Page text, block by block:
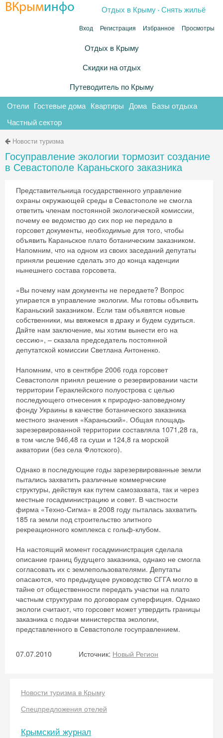
ВКрыминфо Отдых в Крыму .Снять жильё
Вход Регистрация Избранное Просмотры
Отдых в Крыму
Скидки на отдых
Путеводитель по Крыму
Отели Гостевые дома Квартиры Дома Базы отдыха
Частный сектор
Новости туризма
Госуправление экологии тормозит создание
в Севастополе Караньского заказника
Представительница государственного управление
охраны окружающей среды в Севастополе не смогла
ответить членам постоянной экологической комиссии,
почему ее ведомство до сих пор не передало в
горсовет документы, необходимые для того, чтобы
объявить Караньское плато ботаническим заказником.
Напомним, что на одном из своих заседаний депутаты
приняли решение сделать это до конца каденции
нынешнего состава горсовета.
«Вы почему нам документы не передаете? Вопрос
упирается в управление экологии. Мы готовы объявить
Караньский заказником. Если там объявятся новые
собственники, мы ввяжемся в драку и будем судиться.
Дайте нам заключение, мы хотим вынести его на
сессию», – сказала председатель постоянной
депутатской комиссии Светлана Антоненко.
Напомним, что в сентябре 2006 года горсовет
Севастополя принял решение о резервировании части
территории Гераклейского полуострова с целью
последующего отнесения к природно-заповедному
фонду Украины в качестве ботанического заказника
местного значения «Караньский». Общая площадь
зарезервированной территории составляла 1071,28 га,
в том числе 946,48 га суши и 124,8 га морской
акватории (без села Флотского).
Однако в последующие годы зарезервированные земли
пытались захватить различные коммерческие
структуры, действуя как путем самозахвата, так и через
местные госадминистрацию и совет. В частности
фирма «Техно-Сигма» в 2008 году пыталась захватить
185 га земли под строительство элитного
рекреационного комплекса с гольф-клубом.
На настоящий момент госадминистрация сделала
описание границ будущего заказника, однако не смогла
согласовать их с землепользователями. Депутаты
опасаются, что предыдущее руководство СГГА могло в
тайне от общественности передать участки на плато
частным структурам по договорам суперфиция. Однако
экологи считают, что горсовет может утвердить границы
заказника с подачи министерства экологии,
представленного в Севастополе госуправлением.
07.07.2010 Источник: Новый Регион
Новости туризма в Крыму
Спецпредложения отелей
Крымский журнал
Хочешь дешевле? Оставь почту и получи